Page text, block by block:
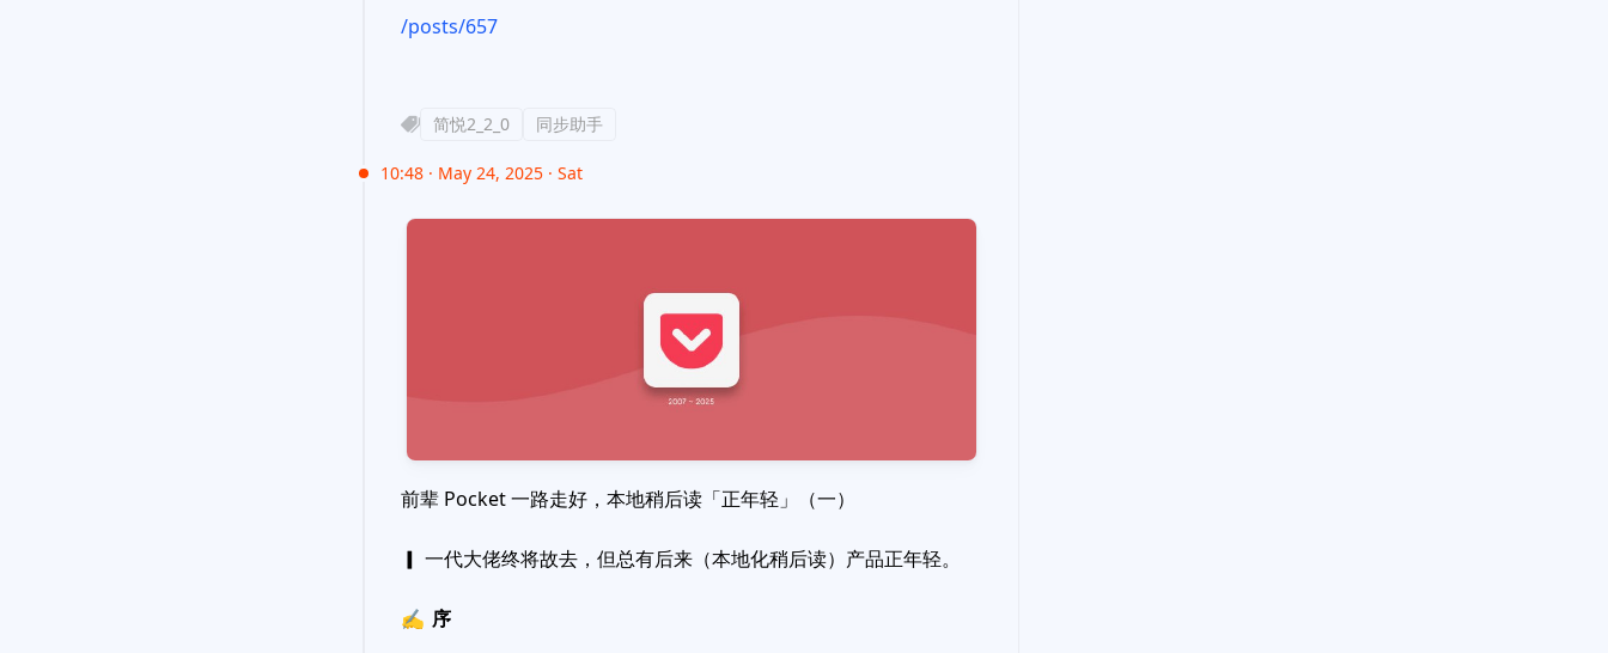
/posts/657
简悦2_2_0 同步助手
10:48 · May 24, 2025 · Sat
前辈 Pocket 一路走好，本地稍后读「正年轻」（一）
▎ 一代大佬终将故去，但总有后来（本地化稍后读）产品正年轻。
✍️ 序